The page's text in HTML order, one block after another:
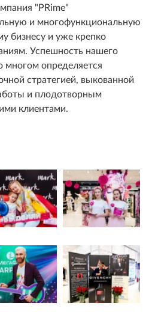
"PRime"
и многофункциональную
бизнесу и уже крепко
Успешность нашего
многом определяется
стратегией, выкованной
и плодотворным
клиентами.